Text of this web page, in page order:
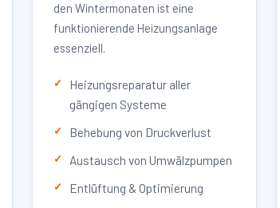
den Wintermonaten ist eine
funktionierende Heizungsanlage
essenziell.
Heizungsreparatur aller
gängigen Systeme
Behebung von Druckverlust
Austausch von Umwälzpumpen
Entlüftung & Optimierung